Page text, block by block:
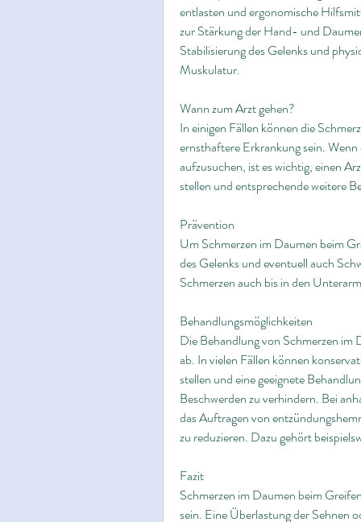
entlasten und ergonomische
zur Stärkung der Hand- und
Stabilisierung des Gelenks und
Muskulatur.
Wann zum Arzt gehen?
In einigen Fällen können die
ernsthaftere Erkrankung sein.
aufzusuchen, ist es wichtig, einen
stellen und entsprechende weitere
Prävention
Um Schmerzen im Daumen beim
des Gelenks und eventuell auch
Schmerzen auch bis in den
Behandlungsmöglichkeiten
Die Behandlung von Schmerzen im
ab. In vielen Fällen können
stellen und eine geeignete
Beschwerden zu verhindern. Bei
das Auftragen von
zu reduzieren. Dazu gehört
Fazit
Schmerzen im Daumen beim
sein. Eine Überlastung der Sehnen